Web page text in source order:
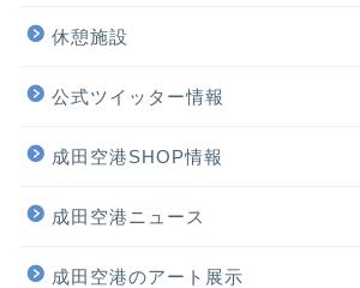
休憩施設
公式ツイッター情報
成田空港SHOP情報
成田空港ニュース
成田空港のアート展示